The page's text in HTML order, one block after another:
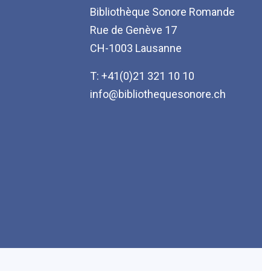
Bibliothèque Sonore Romande
Rue de Genève 17
CH-1003 Lausanne
T: +41(0)21 321 10 10
info@bibliothequesonore.ch